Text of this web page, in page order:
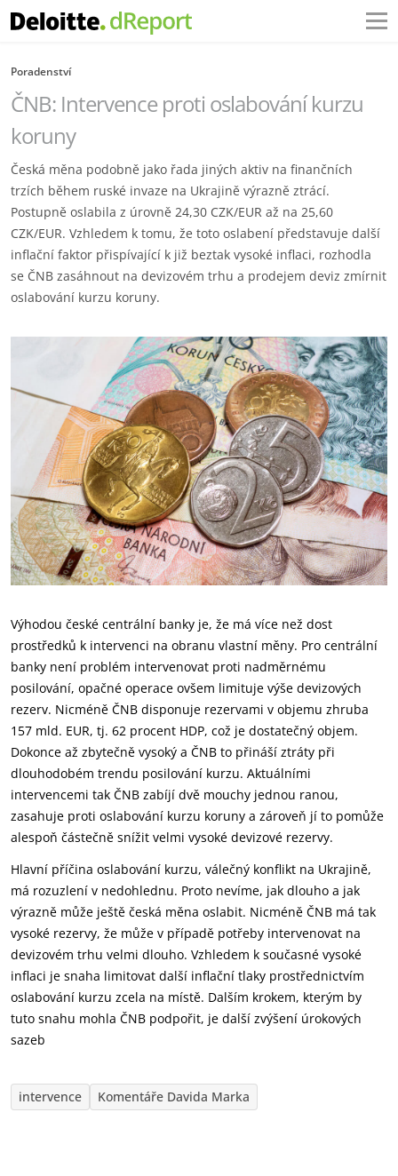
Poradenství
ČNB: Intervence proti oslabování kurzu
koruny
Česká měna podobně jako řada jiných aktiv na finančních
trzích během ruské invaze na Ukrajině výrazně ztrácí.
Postupně oslabila z úrovně 24,30 CZK/EUR až na 25,60
CZK/EUR. Vzhledem k tomu, že toto oslabení představuje další
inflační faktor přispívající k již beztak vysoké inflaci, rozhodla
se ČNB zasáhnout na devizovém trhu a prodejem deviz zmírnit
oslabování kurzu koruny.
Výhodou české centrální banky je, že má více než dost
prostředků k intervenci na obranu vlastní měny. Pro centrální
banky není problém intervenovat proti nadměrnému
posilování, opačné operace ovšem limituje výše devizových
rezerv. Nicméně ČNB disponuje rezervami v objemu zhruba
157 mld. EUR, tj. 62 procent HDP, což je dostatečný objem.
Dokonce až zbytečně vysoký a ČNB to přináší ztráty při
dlouhodobém trendu posilování kurzu. Aktuálními
intervencemi tak ČNB zabíjí dvě mouchy jednou ranou,
zasahuje proti oslabování kurzu koruny a zároveň jí to pomůže
alespoň částečně snížit velmi vysoké devizové rezervy.
Hlavní příčina oslabování kurzu, válečný konflikt na Ukrajině,
má rozuzlení v nedohlednu. Proto nevíme, jak dlouho a jak
výrazně může ještě česká měna oslabit. Nicméně ČNB má tak
vysoké rezervy, že může v případě potřeby intervenovat na
devizovém trhu velmi dlouho. Vzhledem k současné vysoké
inflaci je snaha limitovat další inflační tlaky prostřednictvím
oslabování kurzu zcela na místě. Dalším krokem, kterým by
tuto snahu mohla ČNB podpořit, je další zvýšení úrokových
sazeb
intervence Komentáře Davida Marka